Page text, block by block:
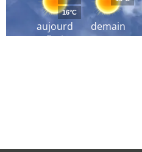
aujourd
´hui
16°C
demain